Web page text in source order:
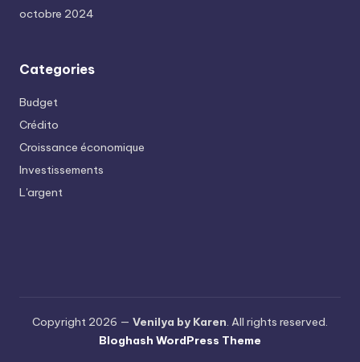
octobre 2024
Categories
Budget
Crédito
Croissance économique
Investissements
L'argent
Copyright 2026 — Venilya by Karen. All rights reserved.
Bloghash WordPress Theme